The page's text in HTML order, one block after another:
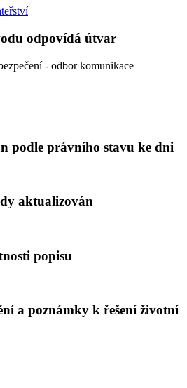
odpovídá útvar
- odbor komunikace
podle právního stavu ke dni
aktualizován
popisu
a poznámky k řešení životní